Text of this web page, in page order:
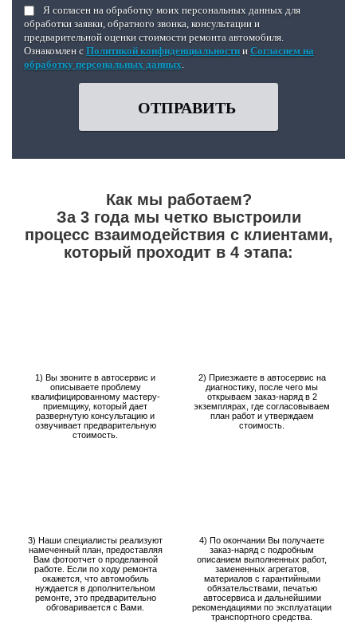
Я согласен на обработку моих персональных данных для
обработки заявки, обратного звонка, консультации и
предварительной оценки стоимости ремонта автомобиля.
Ознакомлен с Политикой конфиденциальности и Согласием на
обработку персональных данных.
ОТПРАВИТЬ
Как мы работаем?
За 3 года мы четко выстроили
процесс взаимодействия с клиентами,
который проходит в 4 этапа:
1) Вы звоните в автосервис и
описываете проблему
квалифицированному мастеру-
приемщику, который дает
развернутую консультацию и
озвучивает предварительную
стоимость.
2) Приезжаете в автосервис на
диагностику, после чего мы
открываем заказ-наряд в 2
экземплярах, где согласовываем
план работ и утверждаем
стоимость.
3) Наши специалисты реализуют
намеченный план, предоставляя
Вам фотоотчет о проделанной
работе. Если по ходу ремонта
окажется, что автомобиль
нуждается в дополнительном
ремонте, это предварительно
обговаривается с Вами.
4) По окончании Вы получаете
заказ-наряд с подробным
описанием выполненных работ,
замененных агрегатов,
материалов с гарантийными
обязательствами, печатью
автосервиса и дальнейшими
рекомендациями по эксплуатации
транспортного средства.